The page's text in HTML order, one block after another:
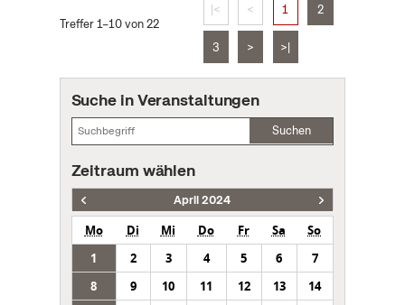
Treffer 1–10 von 22
|< < 1 2
3 > >|
Suche in Veranstaltungen
Suchen
Zeitraum wählen
April 2024
Mo Di Mi Do Fr Sa
So
1
2 3 4 5 6
7
8
9 10 11 12 13
14